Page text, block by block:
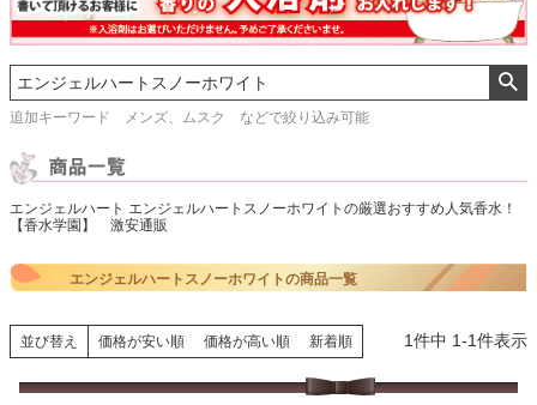
追加キーワード メンズ、ムスク などで絞り込み可能
エンジェルハート エンジェルハートスノーホワイトの厳選おすすめ人気香水！
【香水学園】 激安通販
エンジェルハートスノーホワイトの商品一覧
並び替え 価格が安い順 価格が高い順 新着順 1件中 1-1件表示